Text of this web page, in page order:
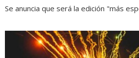
Se anuncia que será la edición "más